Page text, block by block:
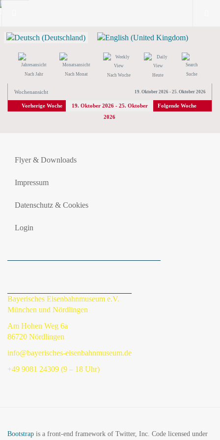
Nach Jahr Nach Monat Nach Woche Heute Suche
Wochenansicht 19. Oktober 2026 - 25. Oktober 2026
Vorherige Woche
19. Oktober 2026 - 25. Oktober
2026
Folgende Woche
Flyer & Downloads
Impressum
Datenschutz & Cookies
Login
Bayerisches Eisenbahnmuseum e.V.
München und Nördlingen
Am Hohen Weg 6a
86720 Nördlingen
info@bayerisches-eisenbahnmuseum.de
+49 9081 24309 (9 – 18 Uhr)
Bootstrap is a front-end framework of Twitter, Inc. Code licensed under